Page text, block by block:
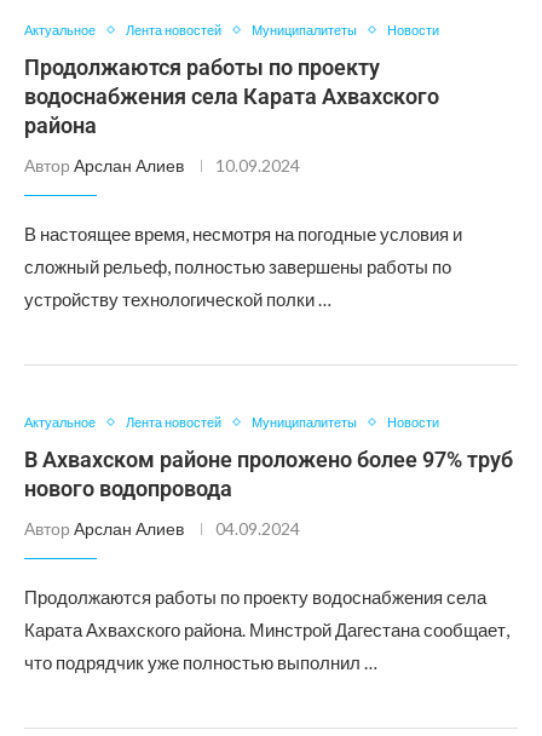
Актуальное Лента новостей Муниципалитеты Новости
Продолжаются работы по проекту
водоснабжения села Карата Ахвахского
района
Автор Арслан Алиев 10.09.2024
В настоящее время, несмотря на погодные условия и
сложный рельеф, полностью завершены работы по
устройству технологической полки …
Актуальное Лента новостей Муниципалитеты Новости
В Ахвахском районе проложено более 97% труб
нового водопровода
Автор Арслан Алиев 04.09.2024
Продолжаются работы по проекту водоснабжения села
Карата Ахвахского района. Минстрой Дагестана сообщает,
что подрядчик уже полностью выполнил …